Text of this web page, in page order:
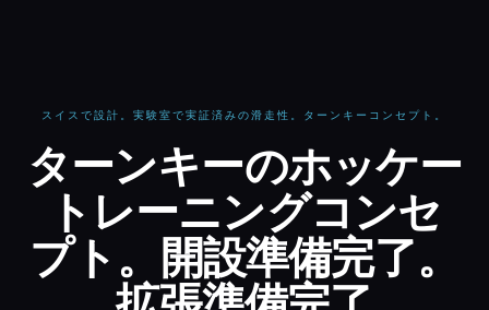
スイスで設計。実験室で実証済みの滑走性。ターンキーコンセプト。
ターンキーのホッケー
ターンキーのホッケー
トレーニングコンセ
プト。開設準備完了。